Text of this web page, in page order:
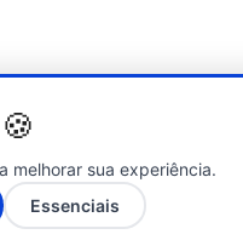
A+
🍪
melhorar sua experiência.
Essenciais